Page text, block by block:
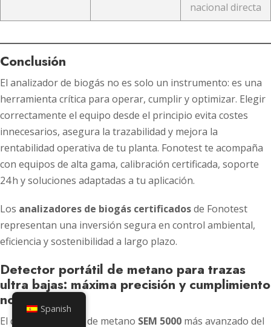
nacional directa
Conclusión
El analizador de biogás no es solo un instrumento: es una
herramienta crítica para operar, cumplir y optimizar. Elegir
correctamente el equipo desde el principio evita costes
innecesarios, asegura la trazabilidad y mejora la
rentabilidad operativa de tu planta. Fonotest te acompaña
con equipos de alta gama, calibración certificada, soporte
24 h y soluciones adaptadas a tu aplicación.
Los analizadores de biogás certificadosde Fonotest
representan una inversión segura en control ambiental,
eficiencia y sostenibilidad a largo plazo.
Detector portátil de metano para trazas
ultra bajas: máxima precisión y cumplimiento
normativo
El detector portátil de metano SEM 5000 más avanzado del
Spanish